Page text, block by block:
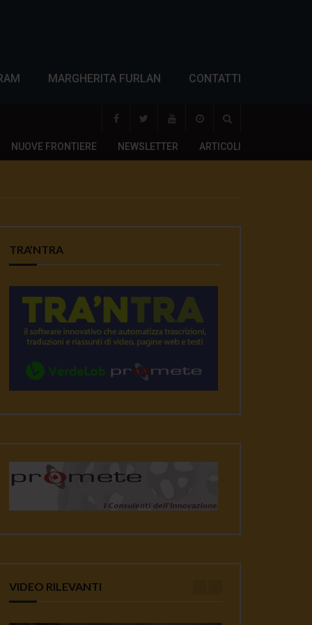
MARGHERITA FURLAN CONTATTI
NUOVE FRONTIERE NEWSLETTER ARTICOLI
TRA’NTRA
VIDEO RILEVANTI